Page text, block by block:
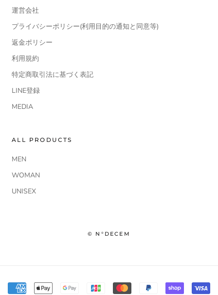
運営会社
プライバシーポリシー(利用目的の通知と同意等)
返金ポリシー
利用規約
特定商取引法に基づく表記
LINE登録
MEDIA
ALL PRODUCTS
MEN
WOMAN
UNISEX
© N°DECEM